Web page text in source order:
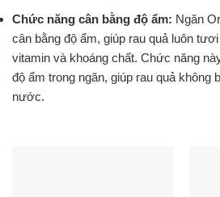
Chức năng cân bằng độ ẩm: Ngăn
cân bằng độ ẩm, giúp rau quả luôn
vitamin và khoáng chất. Chức năng
độ ẩm trong ngăn, giúp rau quả không
nước.